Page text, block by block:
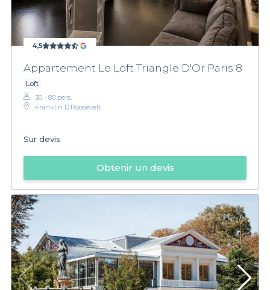
4,5
Appartement Le Loft Triangle D'Or Paris 8
Loft
30 - 80 pers.
Franklin D.Roosevelt
Sur devis
Obtenir un devis